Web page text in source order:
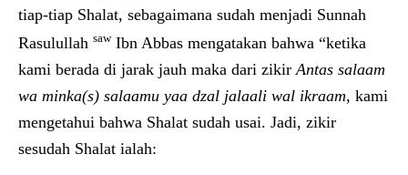
tiap-tiap Shalat, sebagaimana sudah menjadi Sunnah
Rasulullah sawIbn Abbas mengatakan bahwa “ketika
kami berada di jarak jauh maka dari zikirAntas salaam
wa minka(s) salaamu yaa dzal jalaali wal ikraam, kami
mengetahui bahwa Shalat sudah usai. Jadi, zikir
sesudah Shalat ialah: